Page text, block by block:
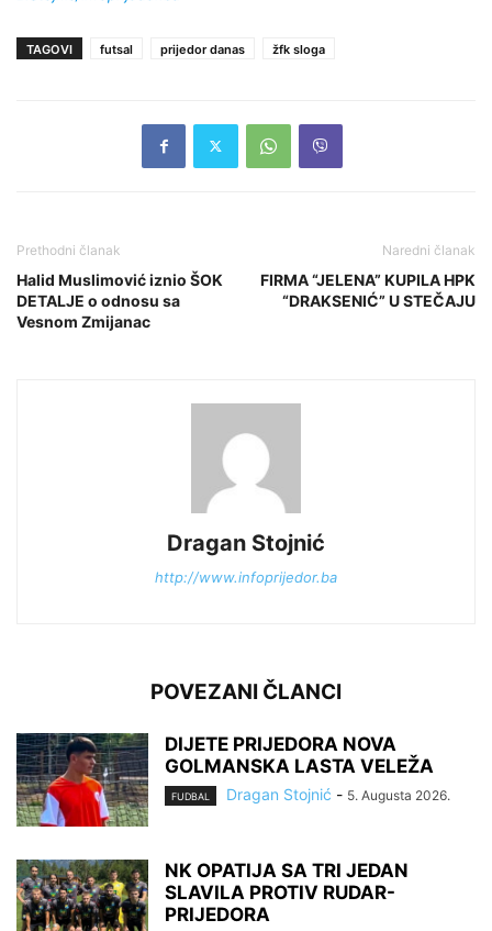
TAGOVI futsal prijedor danas žfk sloga
Prethodni članak
Halid Muslimović iznio ŠOK
DETALJE o odnosu sa
Vesnom Zmijanac
Naredni članak
FIRMA “JELENA” KUPILA HPK
“DRAKSENIĆ” U STEČAJU
Dragan Stojnić
http://www.infoprijedor.ba
POVEZANI ČLANCI
DIJETE PRIJEDORA NOVA
GOLMANSKA LASTA VELEŽA
FUDBAL Dragan Stojnić - 5. Augusta 2026.
NK OPATIJA SA TRI JEDAN
SLAVILA PROTIV RUDAR-
PRIJEDORA